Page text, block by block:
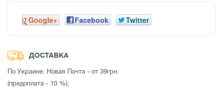
Google+ Facebook Twitter
ДОСТАВКА
По Украине: Новая Почта - от 39грн.
(предоплата - 10 %);